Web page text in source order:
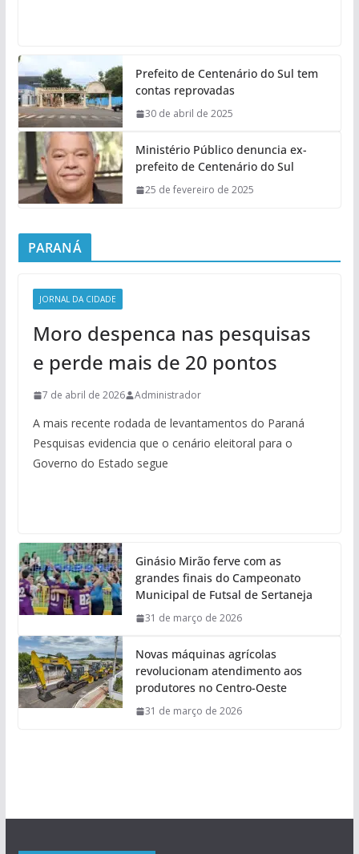
Prefeito de Centenário do Sul tem
contas reprovadas
30 de abril de 2025
Ministério Público denuncia ex-
prefeito de Centenário do Sul
25 de fevereiro de 2025
PARANÁ
JORNAL DA CIDADE
Moro despenca nas pesquisas
e perde mais de 20 pontos
7 de abril de 2026 Administrador
A mais recente rodada de levantamentos do Paraná
Pesquisas evidencia que o cenário eleitoral para o
Governo do Estado segue
Ginásio Mirão ferve com as
grandes finais do Campeonato
Municipal de Futsal de Sertaneja
31 de março de 2026
Novas máquinas agrícolas
revolucionam atendimento aos
produtores no Centro-Oeste
31 de março de 2026